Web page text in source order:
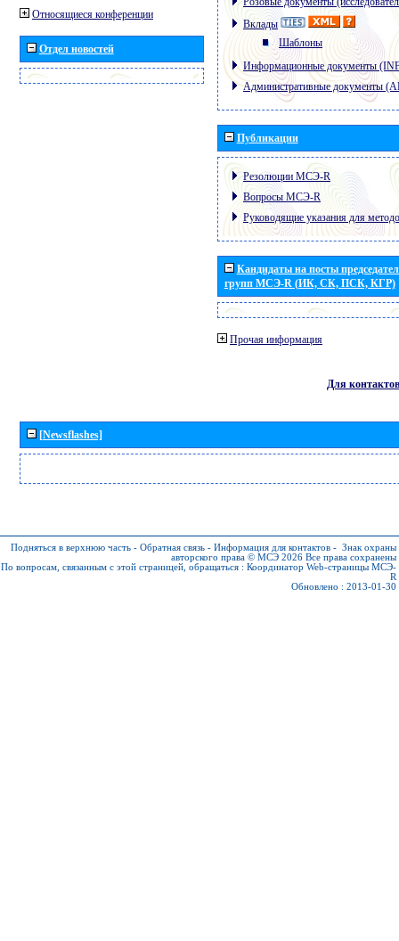
Относящиеся конференции
Отдел новостей
Вклады
Шаблоны
Информационные документы
Административные документы
Публикации
Резолюции МСЭ-R
Вопросы МСЭ-R
Руководящие указания для
Кандидаты на посты
групп МСЭ-R (ИК, СК, ПСК, КГР)
Прочая информация
Для контактов
[Newsflashes]
Подняться в верхнюю часть - Обратная связь - Информация для контактов - Знак охраны
авторского права © МСЭ 2026 Все права сохранены
По вопросам, связанным с этой страницей, обращаться : Координатор Web-страницы МСЭ-
R
Обновлено : 2013-01-30